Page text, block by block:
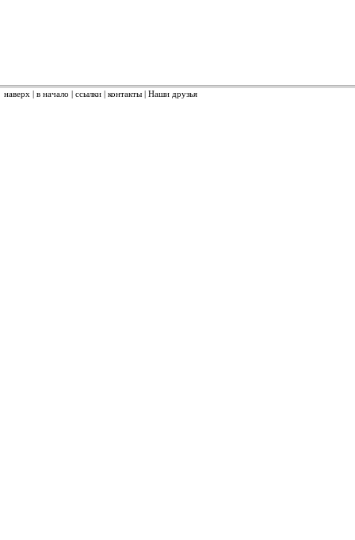
наверх | в начало | ссылки | контакты | Наши друзья